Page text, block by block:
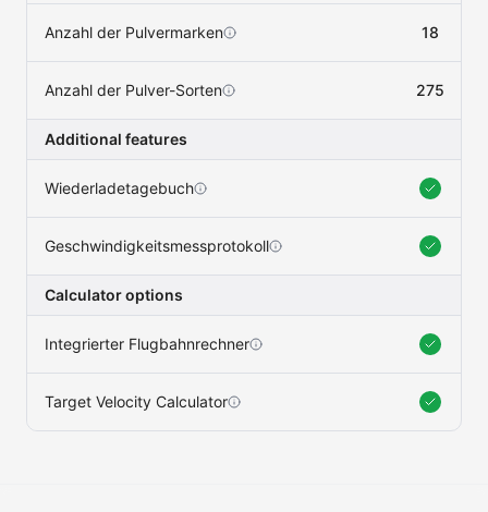
Anzahl der Pulvermarken 18
Anzahl der Pulver-Sorten 275
Additional features
Wiederladetagebuch
Geschwindigkeitsmessprotokoll
Calculator options
Integrierter Flugbahnrechner
Target Velocity Calculator